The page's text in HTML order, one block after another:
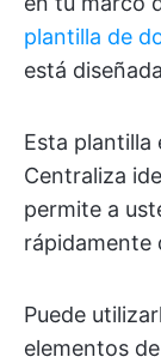
plantilla de
está
Esta plantilla
Centraliza
permite a
rápidamente
Puede
elementos